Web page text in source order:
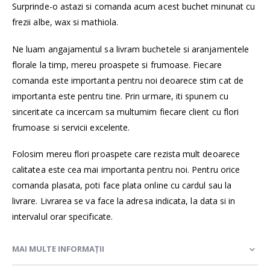
Surprinde-o astazi si comanda acum acest buchet minunat cu
frezii albe, wax si mathiola.
Ne luam angajamentul sa livram buchetele si aranjamentele
florale la timp, mereu proaspete si frumoase. Fiecare
comanda este importanta pentru noi deoarece stim cat de
importanta este pentru tine. Prin urmare, iti spunem cu
sinceritate ca incercam sa multumim fiecare client cu flori
frumoase si servicii excelente.
Folosim mereu flori proaspete care rezista mult deoarece
calitatea este cea mai importanta pentru noi. Pentru orice
comanda plasata, poti face plata online cu cardul sau la
livrare. Livrarea se va face la adresa indicata, la data si in
intervalul orar specificate.
MAI MULTE INFORMAȚII